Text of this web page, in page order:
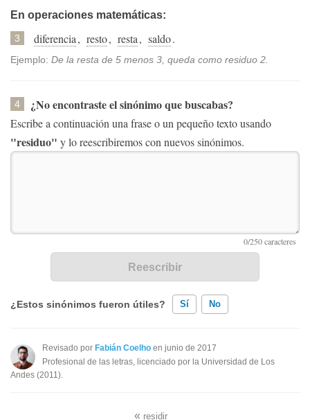
En operaciones matemáticas:
3 diferencia, resto, resta, saldo.
Ejemplo: De la resta de 5 menos 3, queda como residuo 2.
4 ¿No encontraste el sinónimo que buscabas?
Escribe a continuación una frase o un pequeño texto usando
"residuo" y lo reescribiremos con nuevos sinónimos.
¿Estos sinónimos fueron útiles? Sí No
Existen sinónimos incorrectos
Ninguno de los sinónimos presentados me ayudó
Revisado por Fabián Coelho en junio de 2017
Profesional de las letras, licenciado por la Universidad de Los
Andes (2011).
« residir